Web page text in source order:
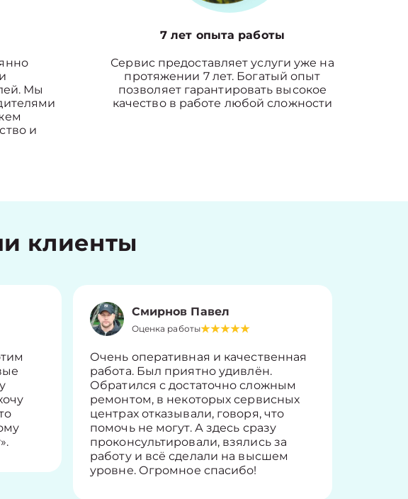
Мы
и
7 лет опыта работы
Сервис предоставляет услуги уже на
протяжении 7 лет. Богатый опыт
позволяет гарантировать высокое
качество в работе любой сложности
клиенты
Смирнов Павел
Оценка работы
Очень оперативная и качественная
работа. Был приятно удивлён.
Обратился с достаточно сложным
ремонтом, в некоторых сервисных
центрах отказывали, говоря, что
помочь не могут. А здесь сразу
проконсультировали, взялись за
работу и всё сделали на высшем
уровне. Огромное спасибо!